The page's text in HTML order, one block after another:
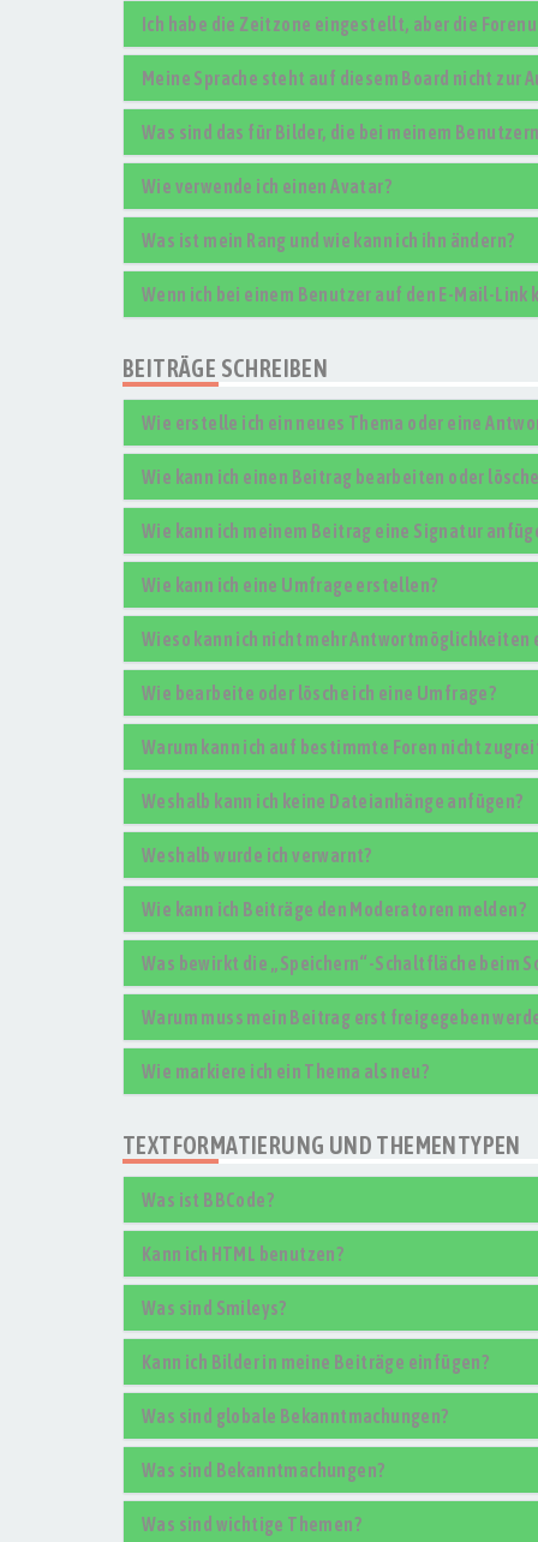
Ich habe die Zeitzone eingestellt, aber die
Meine Sprache steht auf diesem Board nicht zur
Was sind das für Bilder, die bei meinem
Wie verwende ich einen Avatar?
Was ist mein Rang und wie kann ich ihn ändern?
Wenn ich bei einem Benutzer auf den E-Mail-
BEITRÄGE SCHREIBEN
Wie erstelle ich ein neues Thema oder eine
Wie kann ich einen Beitrag bearbeiten oder
Wie kann ich meinem Beitrag eine Signatur
Wie kann ich eine Umfrage erstellen?
Wieso kann ich nicht mehr Antwortmöglichkeiten
Wie bearbeite oder lösche ich eine Umfrage?
Warum kann ich auf bestimmte Foren nicht
Weshalb kann ich keine Dateianhänge anfügen?
Weshalb wurde ich verwarnt?
Wie kann ich Beiträge den Moderatoren melden?
Was bewirkt die „Speichern“-Schaltfläche beim
Warum muss mein Beitrag erst freigegeben
Wie markiere ich ein Thema als neu?
TEXTFORMATIERUNG UND THEMENTYPEN
Was ist BBCode?
Kann ich HTML benutzen?
Was sind Smileys?
Kann ich Bilder in meine Beiträge einfügen?
Was sind globale Bekanntmachungen?
Was sind Bekanntmachungen?
Was sind wichtige Themen?